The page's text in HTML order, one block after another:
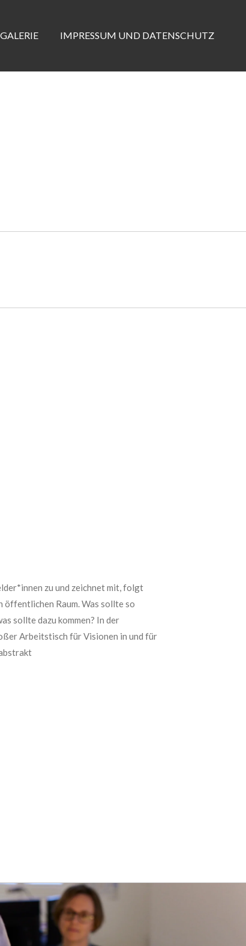
GALERIE IMPRESSUM UND DATENSCHUTZ
zu und zeichnet mit, folgt
öffentlichen Raum. Was sollte so
sollte dazu kommen? In der
Arbeitstisch für Visionen in und für